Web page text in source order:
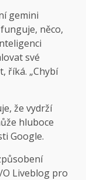
gemini
něco,
své
říká. „Chybí
že vydrží
hluboce
Google.
O Liveblog pro